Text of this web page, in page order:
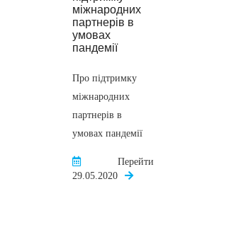
Про підтримку
міжнародних
партнерів в
умовах пандемії
29.05.2020
Перейти